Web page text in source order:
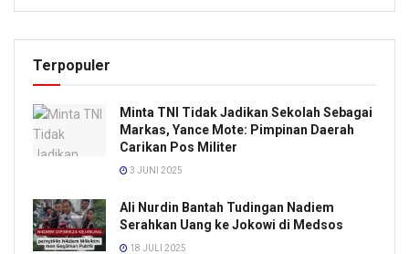
Terpopuler
Minta TNI Tidak Jadikan Sekolah Sebagai
Markas, Yance Mote: Pimpinan Daerah
Carikan Pos Militer
3 JUNI 2025
Ali Nurdin Bantah Tudingan Nadiem
Serahkan Uang ke Jokowi di Medsos
18 JULI 2025